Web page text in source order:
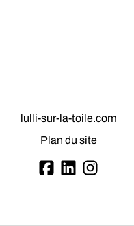
lulli-sur-la-toile.com
Plan du site